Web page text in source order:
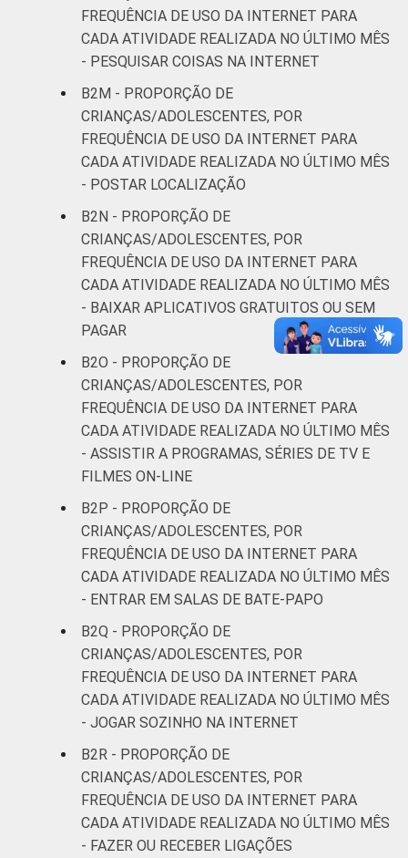
FREQUÊNCIA DE USO DA INTERNET PARA
CADA ATIVIDADE REALIZADA NO ÚLTIMO MÊS
- PESQUISAR COISAS NA INTERNET
B2M - PROPORÇÃO DE
CRIANÇAS/ADOLESCENTES, POR
FREQUÊNCIA DE USO DA INTERNET PARA
CADA ATIVIDADE REALIZADA NO ÚLTIMO MÊS
- POSTAR LOCALIZAÇÃO
B2N - PROPORÇÃO DE
CRIANÇAS/ADOLESCENTES, POR
FREQUÊNCIA DE USO DA INTERNET PARA
CADA ATIVIDADE REALIZADA NO ÚLTIMO MÊS
- BAIXAR APLICATIVOS GRATUITOS OU SEM
PAGAR
B2O - PROPORÇÃO DE
CRIANÇAS/ADOLESCENTES, POR
FREQUÊNCIA DE USO DA INTERNET PARA
CADA ATIVIDADE REALIZADA NO ÚLTIMO MÊS
- ASSISTIR A PROGRAMAS, SÉRIES DE TV E
FILMES ON-LINE
B2P - PROPORÇÃO DE
CRIANÇAS/ADOLESCENTES, POR
FREQUÊNCIA DE USO DA INTERNET PARA
CADA ATIVIDADE REALIZADA NO ÚLTIMO MÊS
- ENTRAR EM SALAS DE BATE-PAPO
B2Q - PROPORÇÃO DE
CRIANÇAS/ADOLESCENTES, POR
FREQUÊNCIA DE USO DA INTERNET PARA
CADA ATIVIDADE REALIZADA NO ÚLTIMO MÊS
- JOGAR SOZINHO NA INTERNET
B2R - PROPORÇÃO DE
CRIANÇAS/ADOLESCENTES, POR
FREQUÊNCIA DE USO DA INTERNET PARA
CADA ATIVIDADE REALIZADA NO ÚLTIMO MÊS
- FAZER OU RECEBER LIGAÇÕES